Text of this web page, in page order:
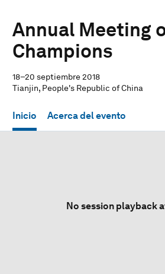
Annual Meeting
Champions
18–20 septiembre 2018
Tianjin, People's Republic of China
Inicio Acerca del evento
No session playback